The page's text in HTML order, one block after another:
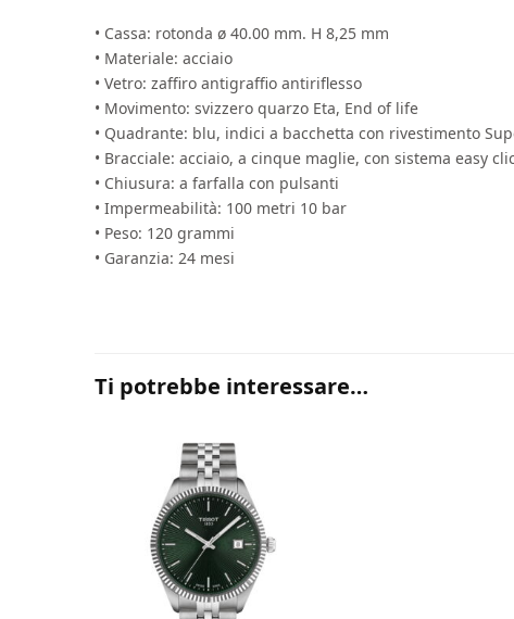
• Cassa: rotonda ø 40.00 mm. H 8,25 mm
• Materiale: acciaio
• Vetro: zaffiro antigraffio antiriflesso
• Movimento: svizzero quarzo Eta, End of life
• Quadrante: blu, indici a bacchetta con rivestimento
• Bracciale: acciaio, a cinque maglie, con sistema easy
• Chiusura: a farfalla con pulsanti
• Impermeabilità: 100 metri 10 bar
• Peso: 120 grammi
• Garanzia: 24 mesi
Ti potrebbe interessare…